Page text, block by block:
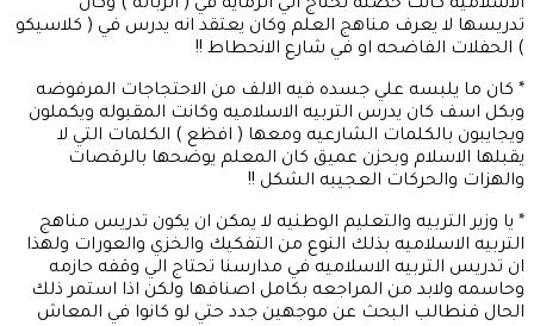
الاسلاميه كانت حصته تحتاج الي الرمايه في ( الزباله ) وكان
تدريسها لا يعرف مناهج العلم وكان يعتقد انه يدرس في ( كلاسيكو
) الحفلات الفاضحه او في شارع الانحطاط !!
* كان ما يلبسه علي جسده فيه الالف من الاحتجاجات المرفوضه
وبكل اسف كان يدرس التربيه الاسلاميه وكانت المقبوله ويكملون
ويجايبون بالكلمات الشارعيه ومعها ( افظع ) الكلمات التي لا
يقبلها الاسلام وبحزن عميق كان المعلم يوضحها بالرقصات
والهزات والحركات العجيبه الشكل !!
* يا وزير التربيه والتعليم الوطنيه لا يمكن ان يكون تدريس مناهج
التربيه الاسلاميه بذلك النوع من التفكيك والخزي والعورات ولهذا
ان تدريس التربيه الاسلاميه في مدارسنا تحتاج الي وقفه حازمه
وحاسمه ولابد من المراجعه بكامل اصنافها ولكن اذا استمر ذلك
الحال فنطالب البحث عن موجهين جدد حتي لو كانوا في المعاش